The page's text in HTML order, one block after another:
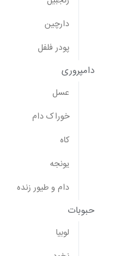
دارچین
پودر فلفل
دامپروری
عسل
خوراک دام
کاه
یونجه
دام و طیور زنده
حبوبات
لوبیا